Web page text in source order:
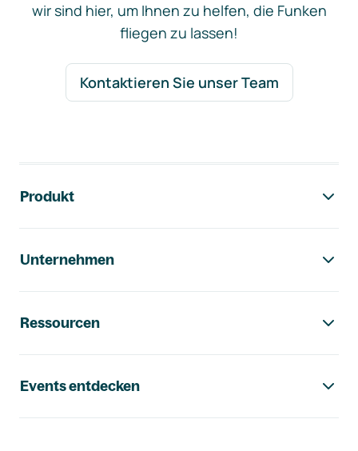
wir sind hier, um Ihnen zu helfen, die Funken
fliegen zu lassen!
Kontaktieren Sie unser Team
Produkt
Unternehmen
Ressourcen
Events entdecken